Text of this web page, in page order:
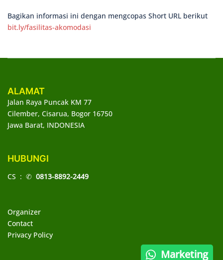
Bagikan informasi ini dengan mengcopas Short URL berikut
bit.ly/fasilitas-akomodasi
ALAMAT
Jalan Raya Puncak KM 77
Cilember, Cisarua, Bogor 16750
Jawa Barat, INDONESIA
HUBUNGI
CS : ✆ 0813-8892-2449
Organizer
Contact
Privacy Policy
Marketing